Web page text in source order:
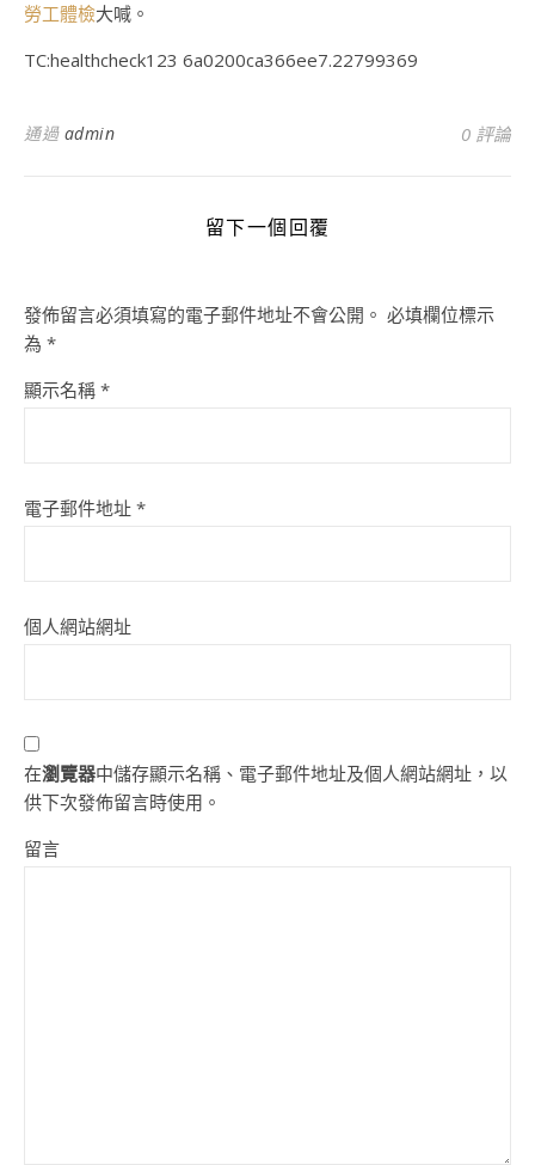
勞工體檢大喊。
TC:healthcheck123 6a0200ca366ee7.22799369
通過 admin 0 評論
留下一個回覆
發佈留言必須填寫的電子郵件地址不會公開。 必填欄位標示
為 *
顯示名稱 *
電子郵件地址 *
個人網站網址
在瀏覽器中儲存顯示名稱、電子郵件地址及個人網站網址，以
供下次發佈留言時使用。
留言